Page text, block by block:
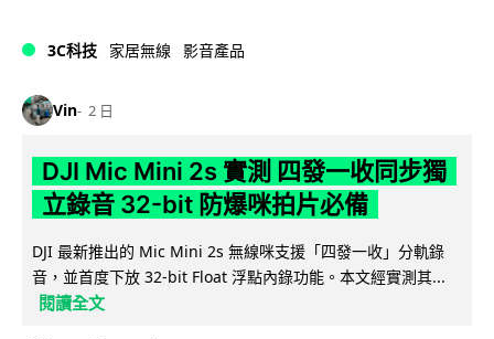
3C科技 家居無線 影音產品
Vin 2 日
DJI Mic Mini 2s 實測 四發一收同步獨
立錄音 32-bit 防爆咪拍片必備
DJI 最新推出的 Mic Mini 2s 無線咪支援「四發一收」分軌錄
音，並首度下放 32-bit Float 浮點內錄功能。本文經實測其...
閱讀全文